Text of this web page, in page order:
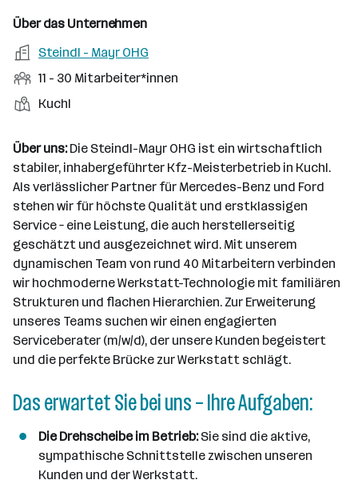
s
r
t
n
e
b
n
s
m
o
d
e
l
t
o
t
u
s
f
l
e
r
f
n
e
S
e
l
l
e
n
Über das Unternehmen
A
r
e
t
g
e
b
e
r
Steindl - Mayr OHG
M
i
t
r
b
e
i
t
e
r
*
i
n
n
e
a
11 - 30 Mitarbeiter*innen
S
a
n
d
o
r
t
e
Kuchl
Über uns:Die Steindl-Mayr OHG ist ein wirtschaftlich
stabiler, inhabergeführter Kfz-Meisterbetrieb in Kuchl.
Als verlässlicher Partner für Mercedes-Benz und Ford
stehen wir für höchste Qualität und erstklassigen
Service – eine Leistung, die auch herstellerseitig
geschätzt und ausgezeichnet wird. Mit unserem
dynamischen Team von rund 40 Mitarbeitern verbinden
wir hochmoderne Werkstatt-Technologie mit familiären
Strukturen und flachen Hierarchien. Zur Erweiterung
unseres Teams suchen wir einen engagierten
Serviceberater (m/w/d), der unsere Kunden begeistert
und die perfekte Brücke zur Werkstatt schlägt.
Das erwartet Sie bei uns – Ihre Aufgaben:
Die Drehscheibe im Betrieb:Sie sind die aktive,
sympathische Schnittstelle zwischen unseren
Kunden und der Werkstatt.